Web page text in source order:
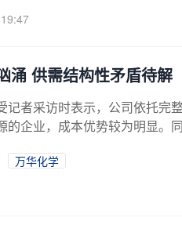
涌 供需结构性矛盾待解
记者采访时表示，公司依托完
的企业，成本优势较为明显。
万华化学